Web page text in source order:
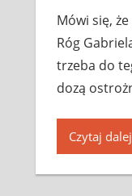
Mówi się,
Róg
trzeba do
dozą
Czytaj dalej